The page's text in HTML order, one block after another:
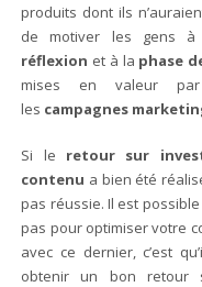
produits dont ils
de motiver les gens à
réflexion et à la phase
mises en valeur
les campagnes
Si le retour sur
contenu a bien été
pas réussie. Il est
pas pour optimiser votre
avec ce dernier, c’est
obtenir un bon retour